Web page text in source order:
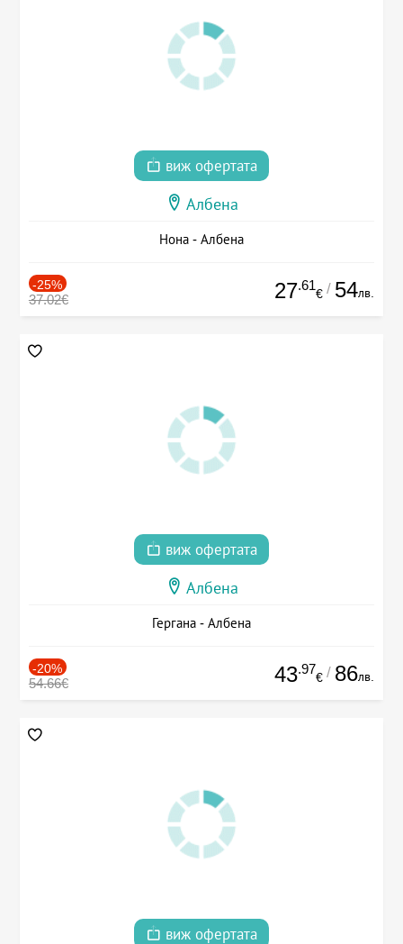
виж офертата
Албена
Нона - Албена
-25%
37.02€ 27.61
€ / 54лв.
виж офертата
Албена
Гергана - Албена
-20%
54.66€ 43.97
€ / 86лв.
виж офертата